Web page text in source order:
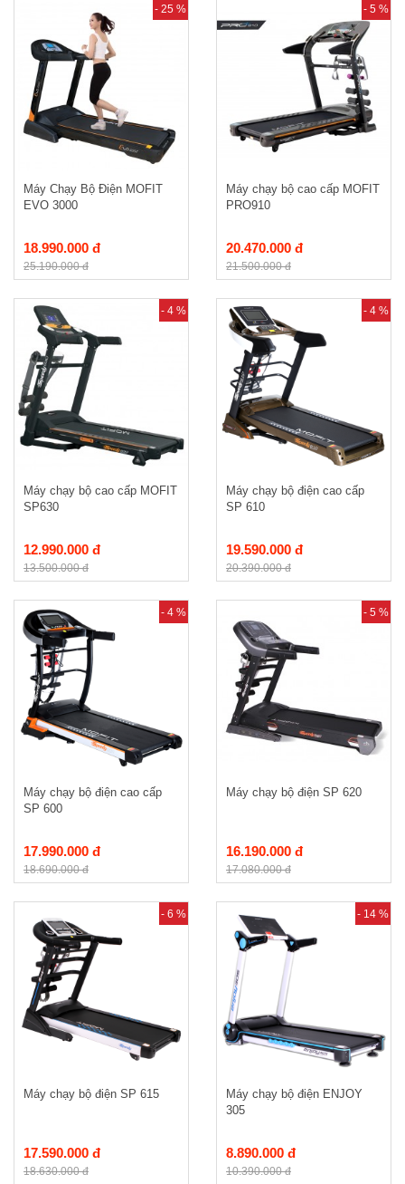
- 25 %
Máy Chạy Bộ Điện MOFIT
EVO 3000
18.990.000 đ
25.190.000 đ
- 5 %
Máy chạy bộ cao cấp MOFIT
PRO910
20.470.000 đ
21.500.000 đ
- 4 %
Máy chạy bộ cao cấp MOFIT
SP630
12.990.000 đ
13.500.000 đ
- 4 %
Máy chạy bộ điện cao cấp
SP 610
19.590.000 đ
20.390.000 đ
- 4 %
Máy chạy bộ điện cao cấp
SP 600
17.990.000 đ
18.690.000 đ
- 5 %
Máy chạy bộ điện SP 620
16.190.000 đ
17.080.000 đ
- 6 %
Máy chạy bộ điện SP 615
17.590.000 đ
18.630.000 đ
- 14 %
Máy chạy bộ điện ENJOY
305
8.890.000 đ
10.390.000 đ